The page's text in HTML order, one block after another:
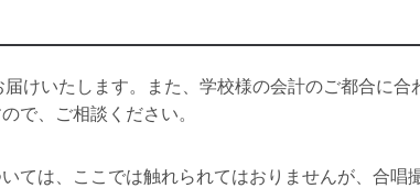
けいたします。また、学校様の会計のご都合に合
で、ご相談ください。
ては、ここでは触れられてはおりませんが、合唱